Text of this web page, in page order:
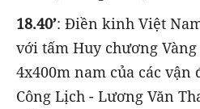
18.40’: Điền kinh Việt
với tấm Huy chương
4x400m nam của các vận
Công Lịch - Lương Văn